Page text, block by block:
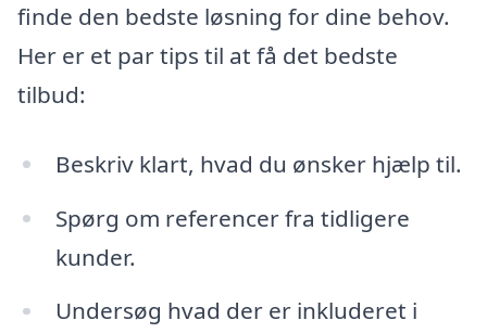
finde den bedste løsning for dine behov.
Her er et par tips til at få det bedste
tilbud:
Beskriv klart, hvad du ønsker hjælp til.
Spørg om referencer fra tidligere
kunder.
Undersøg hvad der er inkluderet i